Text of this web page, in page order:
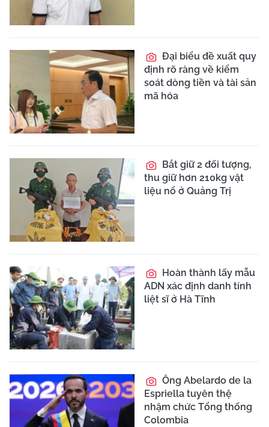
Đại biểu đề xuất quy
định rõ ràng về kiểm
soát dòng tiền và tài sản
mã hóa
Bắt giữ 2 đối tượng,
thu giữ hơn 210kg vật
liệu nổ ở Quảng Trị
Hoàn thành lấy mẫu
ADN xác định danh tính
liệt sĩ ở Hà Tĩnh
Ông Abelardo de la
Espriella tuyên thệ
nhậm chức Tổng thống
Colombia